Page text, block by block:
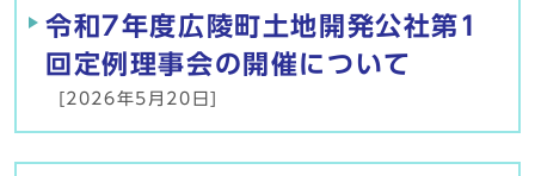
メインメニュー
令和7年度広陵町土地開発公社第1
回定例理事会の開催について
[2026年5月20日]